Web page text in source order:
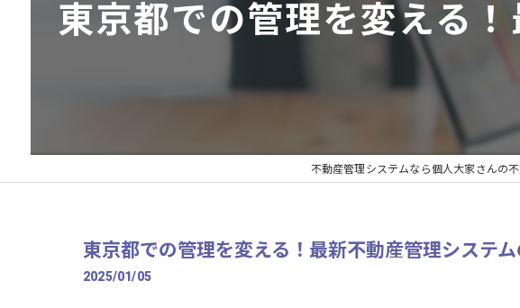
よくある質問
東京都での管理を変える
不動産管理システムなら個人大家さんの
東京都での管理を変える！最新不動産管理システ
2025/01/05